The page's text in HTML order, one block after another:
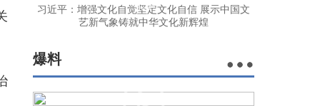
习近平：增强文化自觉坚定文化自信 展示中国文
艺新气象铸就中华文化新辉煌
爆料